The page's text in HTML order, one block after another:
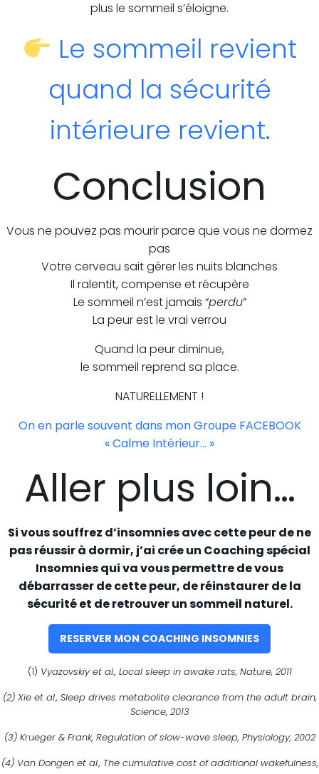
plus le sommeil s’éloigne.
Le sommeil revient
quand la sécurité
intérieure revient.
Conclusion
Vous ne pouvez pas mourir parce que vous ne dormez
pas
Votre cerveau sait gérer les nuits blanches
Il ralentit, compense et récupère
Le sommeil n’est jamais “perdu”
La peur est le vrai verrou
Quand la peur diminue,
le sommeil reprend sa place.
NATURELLEMENT !
On en parle souvent dans mon Groupe FACEBOOK
« Calme Intérieur… »
Aller plus loin…
Si vous souffrez d’insomnies avec cette peur de ne
pas réussir à dormir, j’ai crée un Coaching spécial
Insomnies qui va vous permettre de vous
débarrasser de cette peur, de réinstaurer de la
sécurité et de retrouver un sommeil naturel.
RESERVER MON COACHING INSOMNIES
(1) Vyazovskiy et al., Local sleep in awake rats, Nature, 2011
(2) Xie et al., Sleep drives metabolite clearance from the adult brain,
Science, 2013
(3) Krueger & Frank, Regulation of slow-wave sleep, Physiology, 2002
(4) Van Dongen et al., The cumulative cost of additional wakefulness,